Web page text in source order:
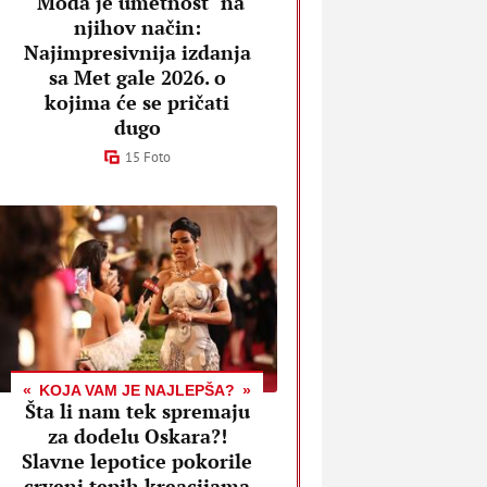
njihov način:
Najimpresivnija izdanja
sa Met gale 2026. o
kojima će se pričati
dugo
15 Foto
KOJA VAM JE NAJLEPŠA?
Šta li nam tek spremaju
za dodelu Oskara?!
Slavne lepotice pokorile